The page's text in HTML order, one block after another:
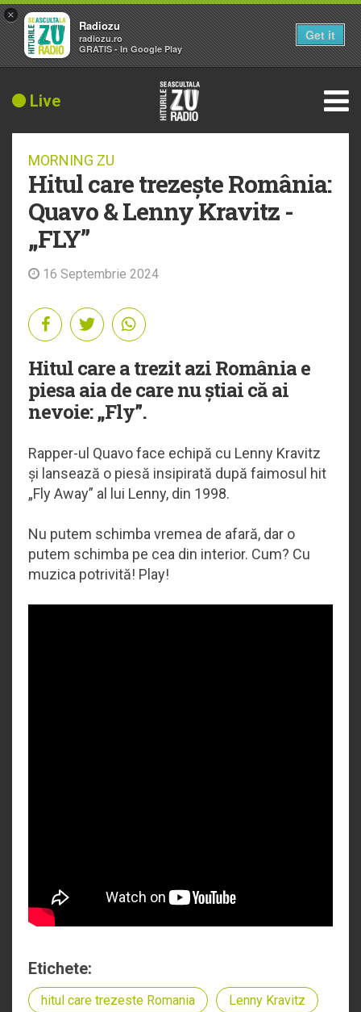
Live
MORNING ZU
Hitul care trezește România:
Quavo & Lenny Kravitz -
„FLY”
16 Septembrie 2024
Hitul care a trezit azi România e
piesa aia de care nu știai că ai
nevoie: „Fly”.
Rapper-ul Quavo face echipă cu Lenny Kravitz
și lansează o piesă insipirată după faimosul hit
„Fly Away” al lui Lenny, din 1998.
Nu putem schimba vremea de afară, dar o
putem schimba pe cea din interior. Cum? Cu
muzica potrivită! Play!
Etichete:
hitul care trezeste Romania Lenny Kravitz
×
Radiozu
radiozu.ro
GRATIS - In Google Play
Get it